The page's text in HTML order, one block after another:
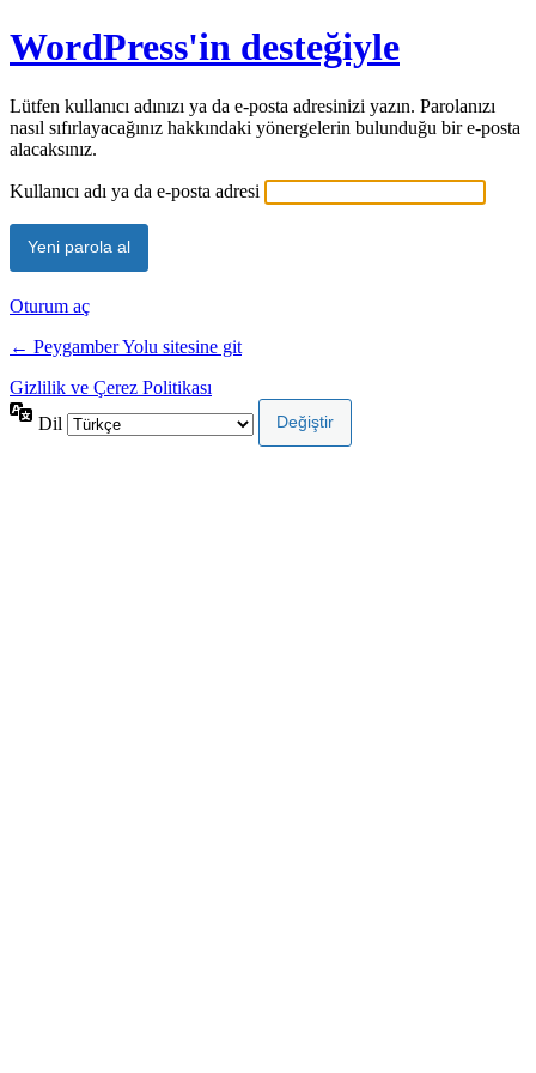
WordPress'in desteğiyle
Lütfen kullanıcı adınızı ya da e-posta adresinizi yazın. Parolanızı
nasıl sıfırlayacağınız hakkındaki yönergelerin bulunduğu bir e-posta
alacaksınız.
Kullanıcı adı ya da e-posta adresi
Oturum aç
← Peygamber Yolu sitesine git
Gizlilik ve Çerez Politikası
Dil